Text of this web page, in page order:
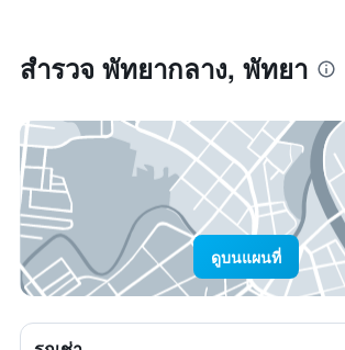
สำรวจ พัทยากลาง, พัทยา
ดูบนแผนที่